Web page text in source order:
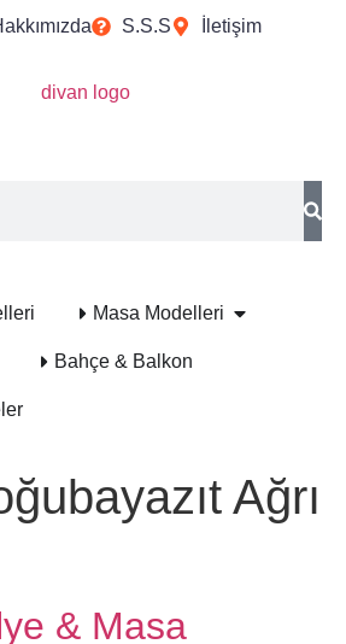
S.S.S İletişim
Masa Modelleri
Bahçe & Balkon
Ağrı
& Masa